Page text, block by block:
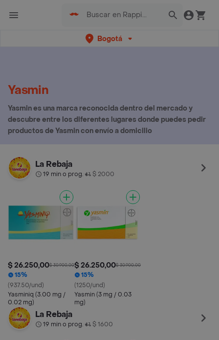
Bogotá
Yasmin
Yasmin es una marca reconocida dentro del mercado y
descubre entre los diferentes lugares donde puedes pedir
productos de Yasmin con envío a domicilio
La Rebaja
19 min o prog.• $ 2000
$ 26.250,00$ 30.900,00
15%
(937.50/und)
Yasminiq (3.00 mg /
0.02 mg)
$ 26.250,00$ 30.900,00
15%
(1250/und)
Yasmin (3 mg / 0.03
mg)
La Rebaja
19 min o prog.• $ 1600